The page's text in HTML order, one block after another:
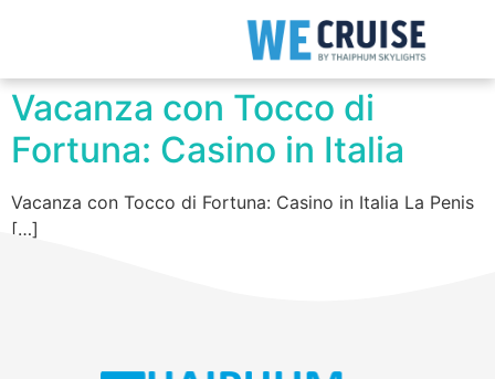
Vacanza con Tocco di
Fortuna: Casino in Italia
Vacanza con Tocco di Fortuna: Casino in Italia La Penis
[…]